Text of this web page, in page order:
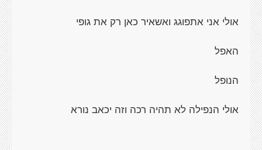
אולי אני אתפוגג ואשאיר כאן רק את גופי
האפל
הנופל
אולי הנפילה לא תהיה רכה וזה יכאב נורא